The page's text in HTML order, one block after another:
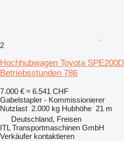
2
Hochhubwagen Toyota
Betriebsstunden 786
7.000 € ≈ 6.541 CHF
Gabelstapler - Kommissionierer
Nutzlast 2.000 kg Hubhöhe 21 m
Deutschland, Freisen
ITL Transportmaschinen GmbH
Verkäufer kontaktieren